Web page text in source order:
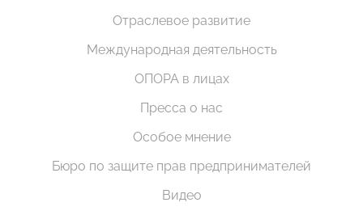
Отраслевое развитие
Международная деятельность
ОПОРА в лицах
Пресса о нас
Особое мнение
Бюро по защите прав предпринимателей
Видео